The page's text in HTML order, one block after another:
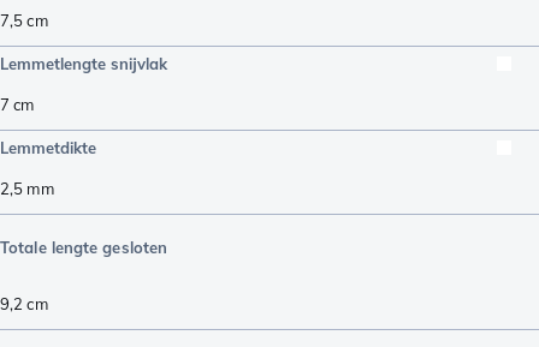
7,5cm
Lemmetlengte snijvlak
7 cm
Lemmetdikte
2,5 mm
Totale lengte gesloten
9,2 cm